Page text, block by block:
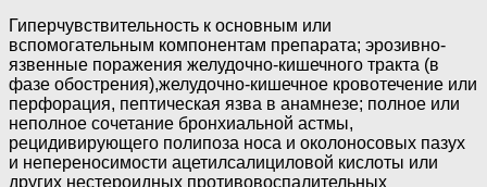
Гиперчувствительность к основным или
вспомогательным компонентам препарата; эрозивно-
язвенные поражения желудочно-кишечного тракта (в
фазе обострения),желудочно-кишечное кровотечение или
перфорация, пептическая язва в анамнезе; полное или
неполное сочетание бронхиальной астмы,
рецидивирующего полипоза носа и околоносовых пазух
и непереносимости ацетилсалициловой кислоты или
других нестероидных противовоспалительных